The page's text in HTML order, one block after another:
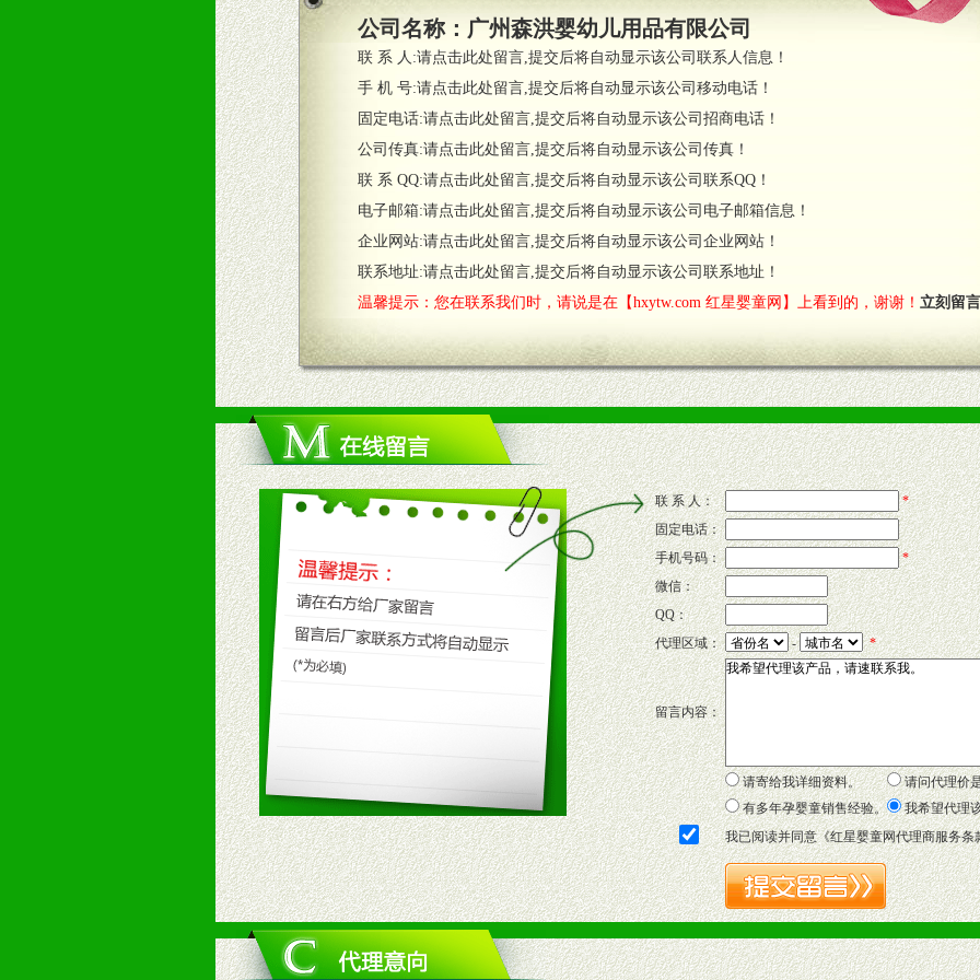
3、根据市场需要，派驻区域销售人员全程跟踪服务，以确保产品顺利销售。
4、根据市场情况公司给予专职或兼职的业务代表及终端导购支持。
五、退换货制度
1、给予前期市场操作一定比例退换货政策。
2、对于临期，滞销品给予一定比例调换政策。
六、服务优势
1、完善的信息服务咨询中心：本着对代理商负责的态度，我们将及时回复您的疑问。
2、售后服务：突发性产品问题或消费者意见反馈，我们予以及时受理记录并合理妥善解决。
3、我们时刻整理各区销售情况，帮您诊断、分析市场，及时收编销售效果显着的案例，与您共商启动市场。
七、招商代理（全国各地）
1、认同我们的经营理念。
2、具备较好商业信誉和资金实力。
3、具备区域内良好的终端网点和销售渠道。
4、具备一定业务团队能力覆盖区域的流通渠道，孕婴童渠道，医药渠道并为之提供配送服务。
5、具备较强的市场操作意识，投入意识和配合意识。
八、品牌产品
1、不断提升品牌的知名度，美誉度。
2、不断开创新产品不断满足消费者的新需求及适应市场变化。
九、加盟优势
1、广告企划支持：产品手册、POP宣传画、三折页及宣传礼品全面配赠，免费提供软硬性平面广告、电台广
场武器。
2、市场保护支持：供优质产品，全套合法经营手续，采取统一底价供货、严格保证区域市场独占，杜绝串货
3、对代理商、经销商提供公司资执证明复印件，财务以帐单，税务发票，产品质量报告检测单，产品批号；
4、营销技术支持：因地制宜，采取方案，专家顾问团提供专柜、社区、HS、名人营销等各种模式市场实战操
5、返利奖励支持：累计进货奖励，年终完成任务返利。
6、售后服务支持：营销全程跟踪服务，提供企划、咨询、培训等企业售后服务。
7、退换货支持：诚信为本的退换货保障制度，使经销商市场操作全程无忧。
十、代理条件
1、拥有婴幼儿产品经销网络，营养品或保健食品相关渠道者。
2、认同公司产品及经营理念，有良好的商业道德，良好的商誉，良好的市场网络的公司及销售自然人。
3、严格按照统一最低渠道价格，统一最低零售价销售，保证良性的价格体系，保证均衡的利润体系。
公司名称： 广州森洪婴幼儿用品有限公司
联 系 人:请点击此处留言,提交后将自动显示该公司联系人信息！
手 机 号:请点击此处留言,提交后将自动显示该公司移动电话！
固定电话:请点击此处留言,提交后将自动显示该公司招商电话！
公司传真:请点击此处留言,提交后将自动显示该公司传真！
联 系 QQ:请点击此处留言,提交后将自动显示该公司联系QQ！
电子邮箱:请点击此处留言,提交后将自动显示该公司电子邮箱信息！
企业网站:请点击此处留言,提交后将自动显示该公司企业网站！
联系地址:请点击此处留言,提交后将自动显示该公司联系地址！
温馨提示：您在联系我们时，请说是在【hxytw.com 红星婴童网】上看到的，谢谢！ 立刻留言
联 系 人：
*
固定电话：
手机号码：
*
微信：
QQ：
代理区域：
- *
留言内容：
请寄给我详细资料。
请问代理价
有多年孕婴童销售经验。
我希望代理
我已阅读并同意《红星婴童网代理商服务条